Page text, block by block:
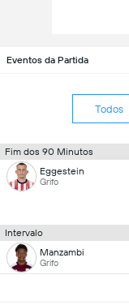
Eventos da Partida
Todos
Fim dos 90 Minutos
Eggestein
Grifo
Intervalo
Manzambi
Grifo